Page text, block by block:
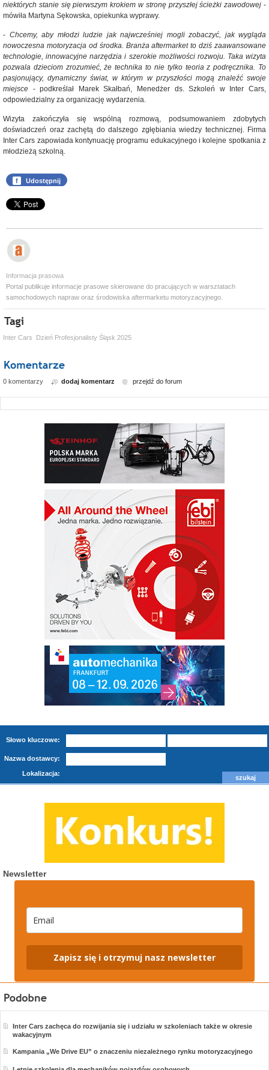
niektórych stanie się pierwszym krokiem w stronę przyszłej ścieżki zawodowej -
mówiła Martyna Sękowska, opiekunka wyprawy.
- Chcemy, aby młodzi ludzie jak najwcześniej mogli zobaczyć, jak wygląda
nowoczesna motoryzacja od środka. Branża aftermarket to dziś zaawansowane
technologie, innowacyjne narzędzia i szerokie możliwości rozwoju. Taka wizyta
pozwala dzieciom zrozumieć, że technika to nie tylko teoria z podręcznika. To
pasjonujący, dynamiczny świat, w którym w przyszłości mogą znaleźć swoje
miejsce - podkreślał Marek Skałbań, Menedżer ds. Szkoleń w Inter Cars,
odpowiedzialny za organizację wydarzenia.
Wizyta zakończyła się wspólną rozmową, podsumowaniem zdobytych
doświadczeń oraz zachętą do dalszego zgłębiania wiedzy technicznej. Firma
Inter Cars zapowiada kontynuację programu edukacyjnego i kolejne spotkania z
młodzieżą szkolną.
f Udostępnij
Informacja prasowa
Portal publikuje informacje prasowe skierowane do pracujących w warsztatach
samochodowych napraw oraz środowiska aftermarketu motoryzacyjnego.
Inter Cars Dzień Profesjonalisty Śląsk 2025
0 komentarzy dodaj komentarz przejdź do forum
Słowo kluczowe:
Nazwa dostawcy:
Lokalizacja:
Newsletter
Zapisz się i otrzymuj nasz newsletter
Inter Cars zachęca do rozwijania się i udziału w szkoleniach także w okresie
wakacyjnym
Kampania „We Drive EU” o znaczeniu niezależnego rynku motoryzacyjnego